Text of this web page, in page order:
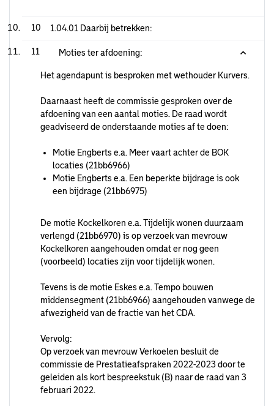
10 1.04.01 Daarbij betrekken:
11 Moties ter afdoening:
Het agendapunt is besproken met wethouder Kurvers.
Daarnaast heeft de commissie gesproken over de
afdoening van een aantal moties. De raad wordt
geadviseerd de onderstaande moties af te doen:
Motie Engberts e.a. Meer vaart achter de BOK
locaties (21bb6966)
Motie Engberts e.a. Een beperkte bijdrage is ook
een bijdrage (21bb6975)
De motie Kockelkoren e.a. Tijdelijk wonen duurzaam
verlengd (21bb6970) is op verzoek van mevrouw
Kockelkoren aangehouden omdat er nog geen
(voorbeeld) locaties zijn voor tijdelijk wonen.
Tevens is de motie Eskes e.a. Tempo bouwen
middensegment (21bb6966) aangehouden vanwege de
afwezigheid van de fractie van het CDA.
Vervolg:
Op verzoek van mevrouw Verkoelen besluit de
commissie de Prestatieafspraken 2022-2023 door te
geleiden als kort bespreekstuk (B) naar de raad van 3
februari 2022.